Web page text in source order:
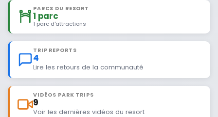
PARCS DU RESORT
1 parc
1 parc d'attractions
TRIP REPORTS
4
Lire les retours de la communauté
VIDÉOS PARK TRIPS
9
Voir les dernières vidéos du resort